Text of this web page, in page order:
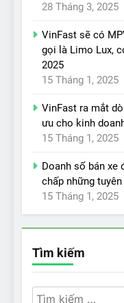
28 Tháng 3, 2025
VinFast sẽ có
gọi là Limo Lux,
2025
15 Tháng 1, 2025
VinFast ra mắt
ưu cho kinh
15 Tháng 1, 2025
Doanh số bán xe
chấp những
15 Tháng 1, 2025
Tìm kiếm
Tìm